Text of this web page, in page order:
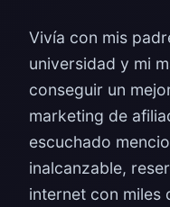
Vivía con mis
universidad y mi
conseguir un
marketing de
escuchado
inalcanzable,
internet con miles